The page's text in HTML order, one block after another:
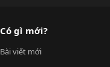
Có gì mới?
Bài viết mới